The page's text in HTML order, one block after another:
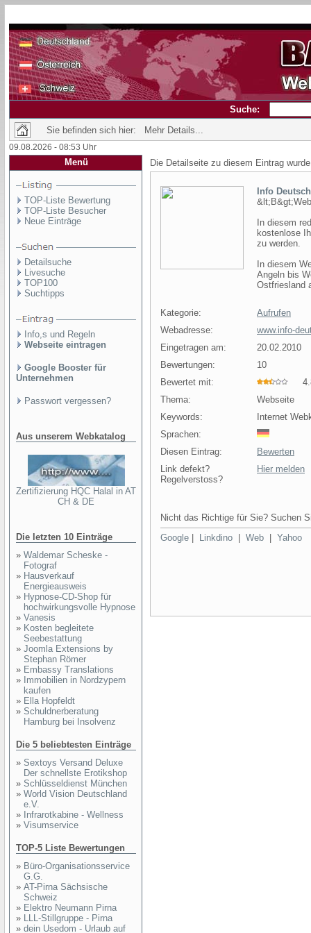
Suche:
Sie befinden sich hier: Mehr Details...
09.08.2026 - 08:53 Uhr
Menü
TOP-Liste Bewertung
TOP-Liste Besucher
Neue Einträge
Detailsuche
Livesuche
TOP100
Suchtipps
Info,s und Regeln
Webseite eintragen
Google Booster für
Unternehmen
Passwort vergessen?
Aus unserem Webkatalog
Zertifizierung HQC Halal in AT
CH & DE
Die letzten 10 Einträge
» Waldemar Scheske -
Fotograf
» Hausverkauf
Energieausweis
» Hypnose-CD-Shop für
hochwirkungsvolle Hypnose
» Vanesis
» Kosten begleitete
Seebestattung
» Joomla Extensions by
Stephan Römer
» Embassy Translations
» Immobilien in Nordzypern
kaufen
» Ella Hopfeldt
» Schuldnerberatung
Hamburg bei Insolvenz
Die 5 beliebtesten Einträge
» Sextoys Versand Deluxe
Der schnellste Erotikshop
» Schlüsseldienst München
» World Vision Deutschland
e.V.
» Infrarotkabine - Wellness
» Visumservice
TOP-5 Liste Bewertungen
» Büro-Organisationsservice
G.G.
» AT-Pirna Sächsische
Schweiz
» Elektro Neumann Pirna
» LLL-Stillgruppe - Pirna
» dein Usedom - Urlaub auf
Die Detailseite zu diesem Eintrag
Info
In diesem
kostenlose
zu werden.
In diesem
Angeln bis
Ostfriesland
Kategorie:
Aufrufen
Webadresse:
www.info-
Eingetragen am:
20.02.2010
Bewertungen:
10
Bewertet mit:
Thema:
Webseite
Keywords:
Internet
Sprachen:
Diesen Eintrag:
Bewerten
Link defekt?
Regelverstoss?
Hier melden
Nicht das Richtige für Sie? Suchen
Google
Linkdino Web Yahoo